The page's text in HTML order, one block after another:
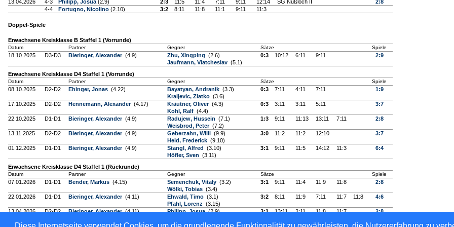
13.04.2026
4-3 Philipp, Josua (2.9) 2:3 11:5 11:4 7:11 9:11 12:14 SG Nußloch II
2:8
4-4
Fortugno, Nicolino (2.10) 3:2 8:11 11:8 11:1 9:11 11:3
Doppel-Spiele
Erwachsene Kreisklasse B Staffel 1 (Vorrunde)
Datum Partner Gegner Sätze Spiele
18.10.2025 D3-D3 Bieringer, Alexander (4.9) Zhu, Xingping (2.6)
Jaufmann, Viatcheslav (5.1)
0:3 10:12 6:11 9:11 2:9
Erwachsene Kreisklasse D4 Staffel 1 (Vorrunde)
Datum Partner Gegner Sätze Spiele
08.10.2025 D2-D2 Ehinger, Jonas (4.22) Bayatyan, Andranik (3.3)
Kraljevic, Zlatko (3.6)
0:3 7:11 4:11 7:11 1:9
17.10.2025 D2-D2 Hennemann, Alexander (4.17) Kräutner, Oliver (4.3)
Kohl, Ralf (4.4)
0:3 3:11 3:11 5:11 3:7
22.10.2025 D1-D1 Bieringer, Alexander (4.9) Radujew, Hussein (7.1)
Weisbrod, Peter (7.2)
1:3 9:11 11:13 13:11 7:11 2:8
13.11.2025 D2-D2 Bieringer, Alexander (4.9) Geberzahn, Willi (9.9)
Heid, Frederick (9.10)
3:0 11:2 11:2 12:10 3:7
01.12.2025 D1-D1 Bieringer, Alexander (4.9) Stangl, Alfred (3.10)
Höfler, Sven (3.11)
3:1 9:11 11:5 14:12 11:3 6:4
Erwachsene Kreisklasse D4 Staffel 1 (Rückrunde)
Datum Partner Gegner Sätze Spiele
07.01.2026 D1-D1 Bender, Markus (4.15) Semenchuk, Vitaly (3.2)
Wölki, Tobias (3.4)
3:1 9:11 11:4 11:9 11:8 2:8
22.01.2026 D1-D1 Bieringer, Alexander (4.11) Ehwald, Timo (3.1)
Pfahl, Lorenz (3.15)
3:2 8:11 11:9 7:11 11:7 11:8 4:6
13.04.2026 D2-D2 Bieringer, Alexander(4.11) Philipp, Josua(2.9)
3:1 13:11 2:11 11:8 11:7 2:8